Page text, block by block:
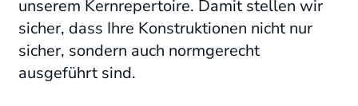
unserem Kernrepertoire. Damit stellen wir
sicher, dass Ihre Konstruktionen nicht nur
sicher, sondern auch normgerecht
ausgeführt sind.